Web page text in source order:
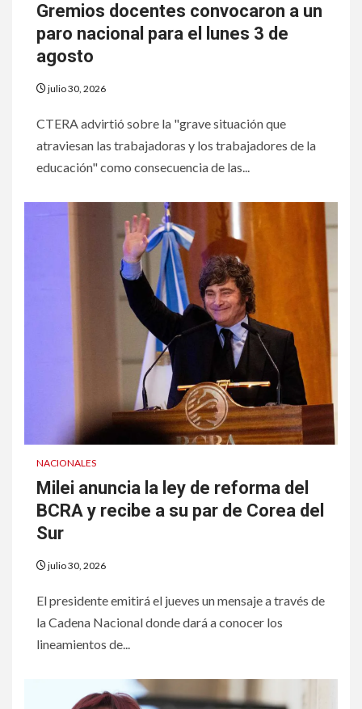
Gremios docentes convocaron a un
paro nacional para el lunes 3 de
agosto
julio 30, 2026
CTERA advirtió sobre la "grave situación que
atraviesan las trabajadoras y los trabajadores de la
educación" como consecuencia de las...
NACIONALES
Milei anuncia la ley de reforma del
BCRA y recibe a su par de Corea del
Sur
julio 30, 2026
El presidente emitirá el jueves un mensaje a través de
la Cadena Nacional donde dará a conocer los
lineamientos de...